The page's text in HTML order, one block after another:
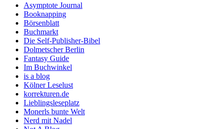
Asymptote Journal
Booknapping
Börsenblatt
Buchmarkt
Die Self-Publisher-Bibel
Dolmetscher Berlin
Fantasy Guide
Im Buchwinkel
is a blog
Kölner Leselust
korrekturen.de
Lieblingsleseplatz
Monerls bunte Welt
Nerd mit Nadel